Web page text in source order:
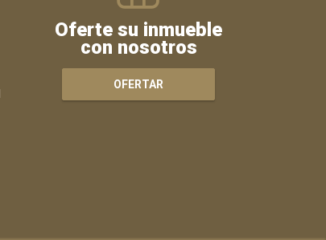
Oferte su inmueble
con nosotros
OFERTAR